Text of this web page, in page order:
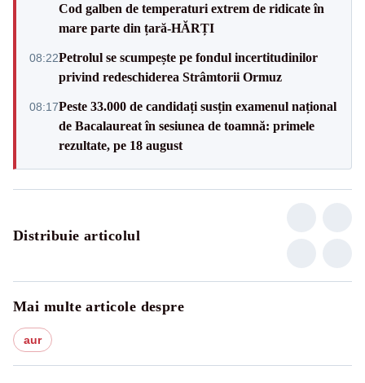
Cod galben de temperaturi extrem de ridicate în
mare parte din țară-HĂRȚI
08:22Petrolul se scumpește pe fondul incertitudinilor
privind redeschiderea Strâmtorii Ormuz
08:17Peste 33.000 de candidați susțin examenul național
de Bacalaureat în sesiunea de toamnă: primele
rezultate, pe 18 august
Distribuie articolul
Mai multe articole despre
aur